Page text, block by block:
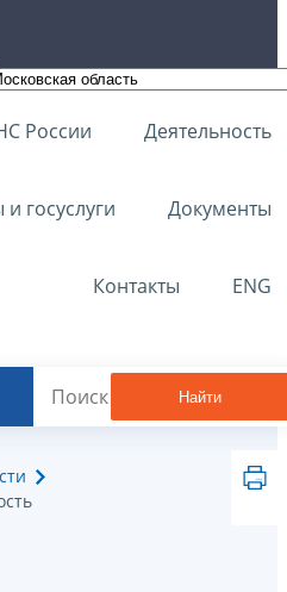
России Деятельность
госуслуги Документы
Контакты ENG
Найти